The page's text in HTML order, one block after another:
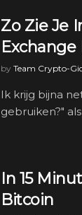
Zo Zie Je
Exchange
by Team Crypto-
Ik krijg bijna
gebruiken?"
In 15
Bitcoin